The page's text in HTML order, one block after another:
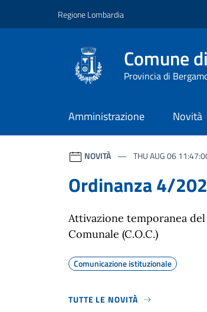
Regione Lombardia
Comune
Provincia di
Amministrazione Novità
Comune di Torre
NOVITÀ THU AUG 06
Ordinanza 4/
Attivazione temporanea
Comunale (C.O.C.)
Comunicazione istituzionale
TUTTE LE NOVITÀ